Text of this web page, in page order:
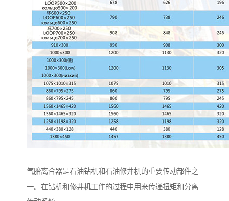
气胎离合器是石油钻机和石油修井机的重要传动部件之
一。在钻机和修井机工作的过程中用来传递扭矩和分离